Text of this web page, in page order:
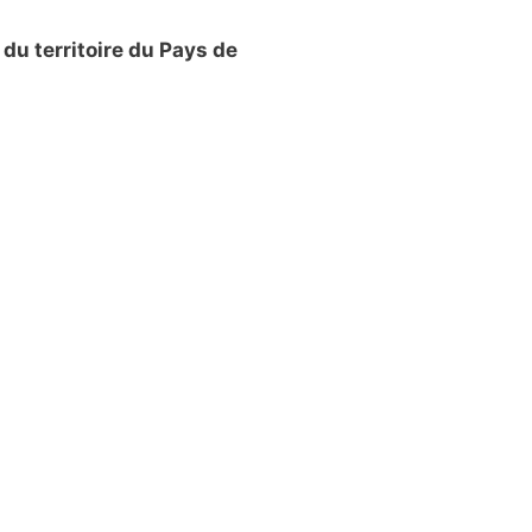
territoire du Pays de